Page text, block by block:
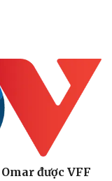
được VFF